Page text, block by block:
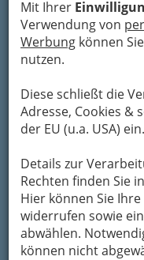
Mit Ihrer
Verwendung von
Werbung können
nutzen.
Diese schließt die
Adresse, Cookies &
der EU (u.a. USA) ein.
Details zur
Rechten finden Sie
Hier können Sie
widerrufen sowie
abwählen.
können nicht
Karte
Adresse mit